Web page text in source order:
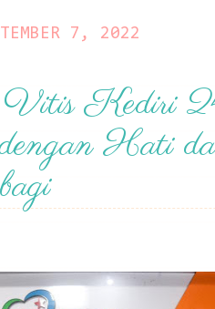
7, 2022
Kediri
Hati